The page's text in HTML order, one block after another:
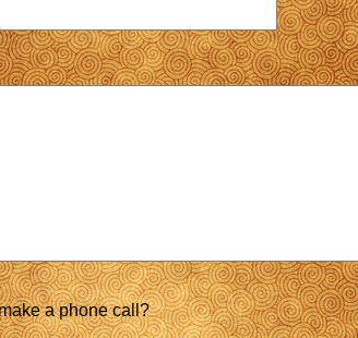
a phone call?